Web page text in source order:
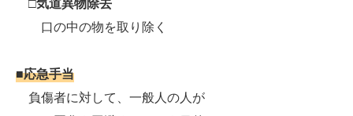
口の中の物を取り除く
■応急手当
負傷者に対して、一般人の人が